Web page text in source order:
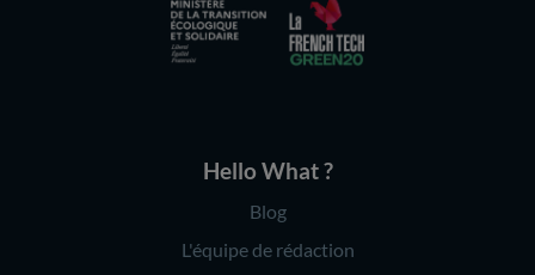
Hello What ?
Blog
L'équipe de rédaction